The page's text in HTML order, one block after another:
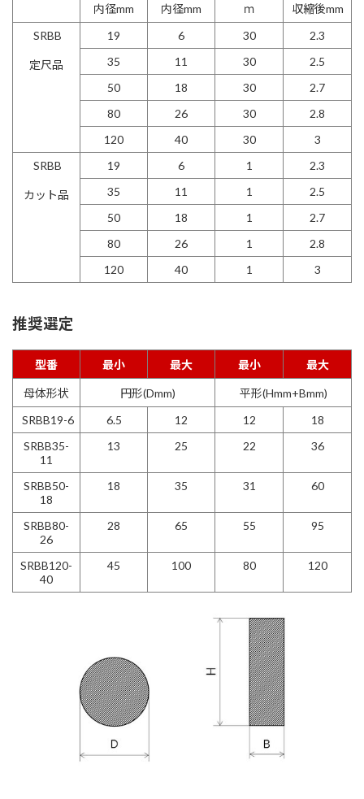
内径mm 内径mm ｍ
収縮後mm
SRBB
定尺品
19 6 30
2.3
35
11 30
2.5
50
18 30
2.7
80
26 30
2.8
120
40 30
3
SRBB
カット品
19 6 1
2.3
35
11 1
2.5
50
18 1
2.7
80
26 1
2.8
120
40 1 3
推奨選定
型番 最小 最大 最小 最大
母体形状 円形(Dmm)
平形(Hmm+Bmm)
SRBB19-6
6.5 12 12
18
SRBB35-
11
13 25 22 36
SRBB50-
18
18 35 31 60
SRBB80-
26
28 65 55 95
SRBB120-
40
45 100 80 120